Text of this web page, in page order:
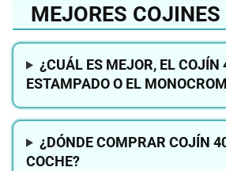
MEJORES
¿CUÁL ES MEJOR, EL COJÍN
ESTAMPADO O EL
¿DÓNDE COMPRAR COJÍN
COCHE?